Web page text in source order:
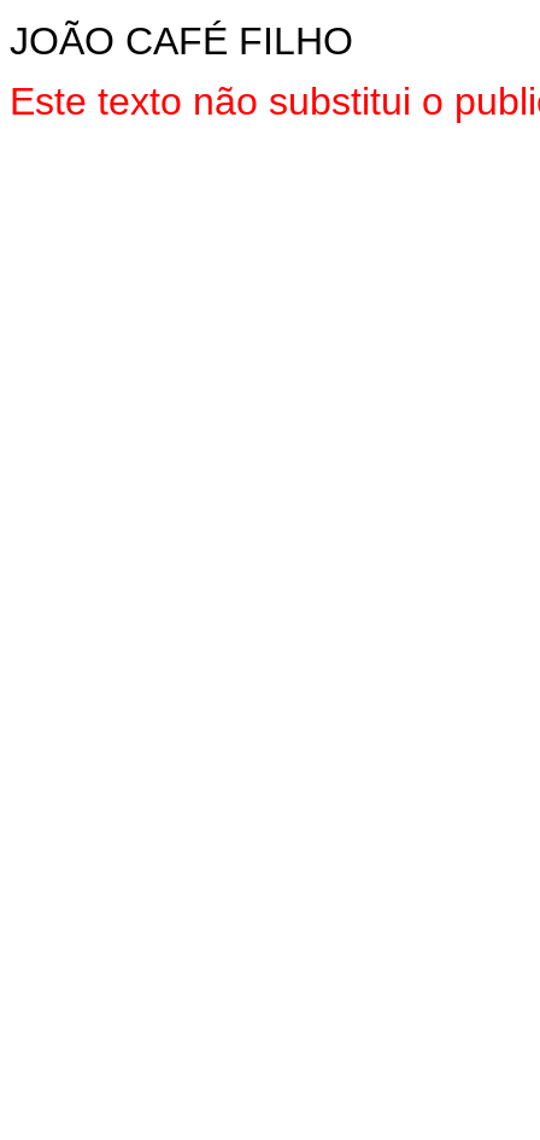
JOÃO CAFÉ FILHO
Este texto não substitui o